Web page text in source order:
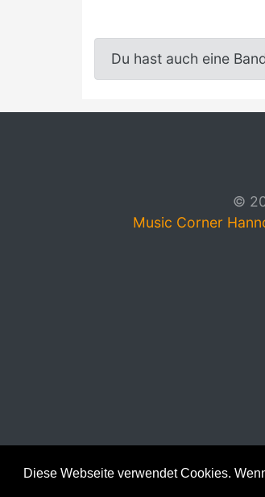
Diese Webseite verwendet Cookies.
Du hast auch eine
©
Music Corner